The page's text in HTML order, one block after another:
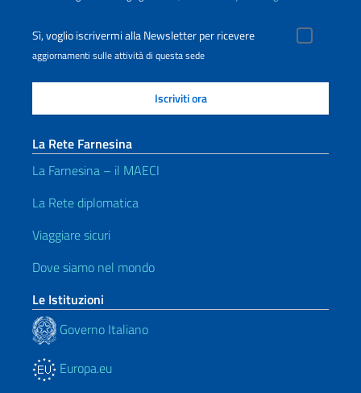
Sì, voglio iscrivermi alla Newsletter per ricevere
aggiornamenti sulle attività di questa sede
La Rete Farnesina
La Farnesina – il MAECI
La Rete diplomatica
Viaggiare sicuri
Dove siamo nel mondo
Le Istituzioni
Governo Italiano
Europa.eu